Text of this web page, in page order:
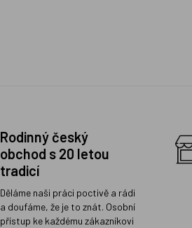
Rodinný český
obchod s 20 letou
tradicí
Děláme naši práci poctivě a rádi
a doufáme, že je to znát. Osobní
přístup ke každému zákazníkovi